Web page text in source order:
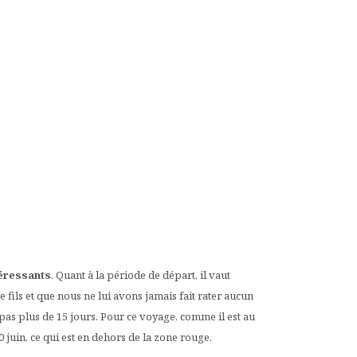
. Quant à la période de départ, il vaut
fils et que nous ne lui avons jamais fait rater aucun
plus de 15 jours. Pour ce voyage, comme il est au
ce qui est en dehors de la zone rouge.